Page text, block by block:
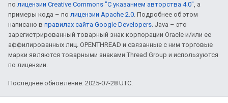
по лицензии Creative Commons "С указанием авторства 4.0", а
примеры кода – по лицензии Apache 2.0. Подробнее об этом
написано в правилах сайта Google Developers. Java – это
зарегистрированный товарный знак корпорации Oracle и/или ее
аффилированных лиц. OPENTHREAD и связанные с ним торговые
марки являются товарными знаками Thread Group и используются
по лицензии.
Последнее обновление: 2025-07-28 UTC.